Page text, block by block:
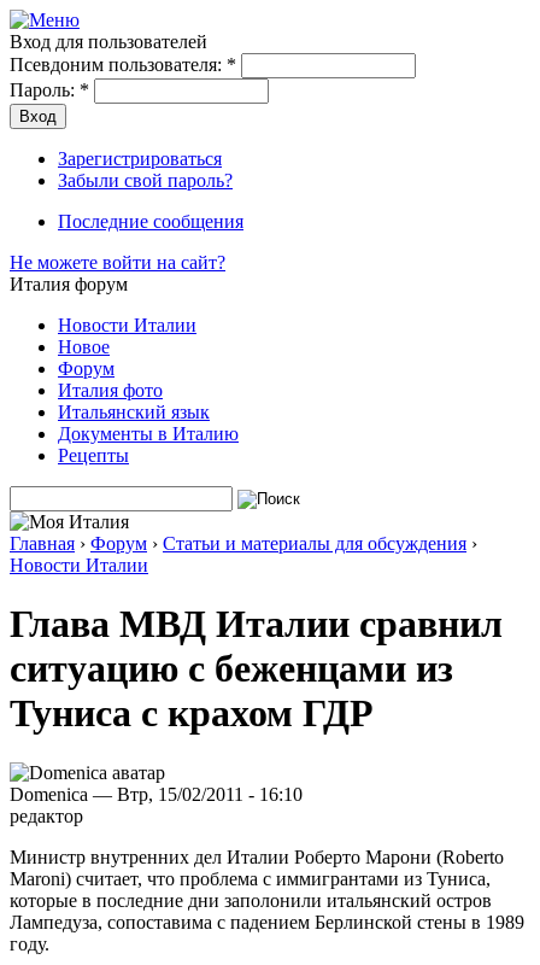
Вход для пользователей
Псевдоним пользователя: *
Пароль: *
Зарегистрироваться
Забыли свой пароль?
Последние сообщения
Не можете войти на сайт?
Италия форум
Новости Италии
Новое
Форум
Италия фото
Итальянский язык
Документы в Италию
Рецепты
Главная › Форум › Статьи и материалы для обсуждения ›
Новости Италии
Глава МВД Италии сравнил
ситуацию с беженцами из
Туниса с крахом ГДР
Domenica — Втр, 15/02/2011 - 16:10
редактор
Министр внутренних дел Италии Роберто Марони (Roberto
Maroni) считает, что проблема с иммигрантами из Туниса,
которые в последние дни заполонили итальянский остров
Лампедуза, сопоставима с падением Берлинской стены в 1989
году.